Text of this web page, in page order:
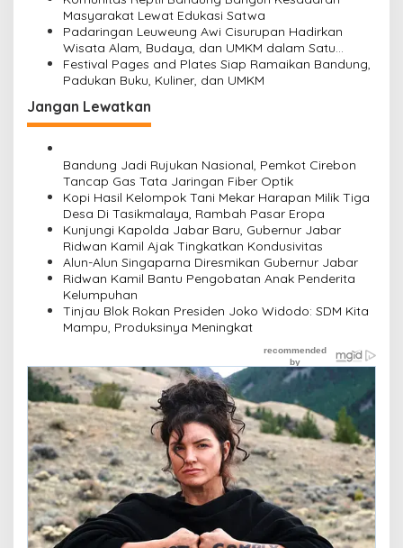
Masyarakat Lewat Edukasi Satwa
Padaringan Leuweung Awi Cisurupan Hadirkan
Wisata Alam, Budaya, dan UMKM dalam Satu
Kawasan
Festival Pages and Plates Siap Ramaikan Bandung,
Padukan Buku, Kuliner, dan UMKM
Jangan Lewatkan
Bandung Jadi Rujukan Nasional, Pemkot Cirebon
Tancap Gas Tata Jaringan Fiber Optik
Kopi Hasil Kelompok Tani Mekar Harapan Milik Tiga
Desa Di Tasikmalaya, Rambah Pasar Eropa
Kunjungi Kapolda Jabar Baru, Gubernur Jabar
Ridwan Kamil Ajak Tingkatkan Kondusivitas
Alun-Alun Singaparna Diresmikan Gubernur Jabar
Ridwan Kamil Bantu Pengobatan Anak Penderita
Kelumpuhan
Tinjau Blok Rokan Presiden Joko Widodo: SDM Kita
Mampu, Produksinya Meningkat